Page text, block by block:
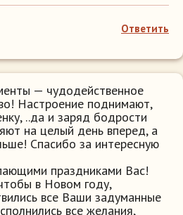
Ответить
— чудодейственное
Настроение поднимают,
..да и заряд бодрости
на целый день вперед, а
Спасибо за интересную
праздниками Вас!
в Новом году,
все Ваши задуманные
все желания,